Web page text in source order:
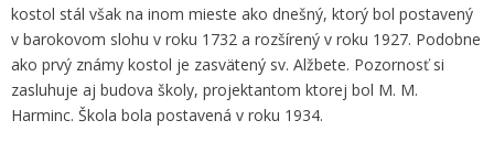
kostol stál však na inom mieste ako dnešný, ktorý bol postavený
v barokovom slohu v roku 1732 a rozšírený v roku 1927. Podobne
ako prvý známy kostol je zasvätený sv. Alžbete. Pozornosť si
zasluhuje aj budova školy, projektantom ktorej bol M. M.
Harminc. Škola bola postavená v roku 1934.